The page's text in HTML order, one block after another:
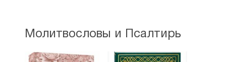
Молитвословы и Псалтирь